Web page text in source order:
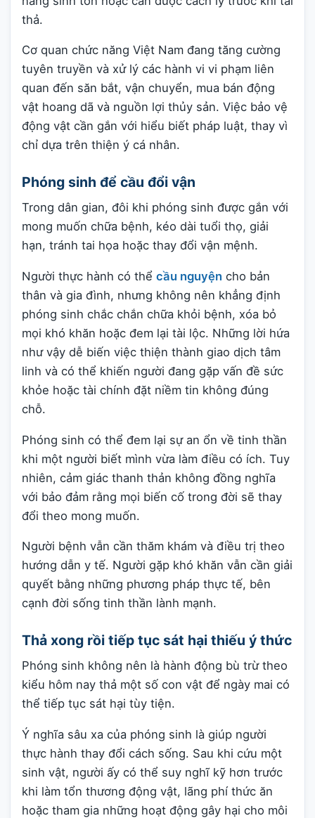
thả.
Cơ quan chức năng Việt Nam đang tăng cường
tuyên truyền và xử lý các hành vi vi phạm liên
quan đến săn bắt, vận chuyển, mua bán động
vật hoang dã và nguồn lợi thủy sản. Việc bảo vệ
động vật cần gắn với hiểu biết pháp luật, thay vì
chỉ dựa trên thiện ý cá nhân.
Phóng sinh để cầu đổi vận
Trong dân gian, đôi khi phóng sinh được gắn với
mong muốn chữa bệnh, kéo dài tuổi thọ, giải
hạn, tránh tai họa hoặc thay đổi vận mệnh.
Người thực hành có thể cầu nguyện cho bản
thân và gia đình, nhưng không nên khẳng định
phóng sinh chắc chắn chữa khỏi bệnh, xóa bỏ
mọi khó khăn hoặc đem lại tài lộc. Những lời hứa
như vậy dễ biến việc thiện thành giao dịch tâm
linh và có thể khiến người đang gặp vấn đề sức
khỏe hoặc tài chính đặt niềm tin không đúng
chỗ.
Phóng sinh có thể đem lại sự an ổn về tinh thần
khi một người biết mình vừa làm điều có ích. Tuy
nhiên, cảm giác thanh thản không đồng nghĩa
với bảo đảm rằng mọi biến cố trong đời sẽ thay
đổi theo mong muốn.
Người bệnh vẫn cần thăm khám và điều trị theo
hướng dẫn y tế. Người gặp khó khăn vẫn cần giải
quyết bằng những phương pháp thực tế, bên
cạnh đời sống tinh thần lành mạnh.
Thả xong rồi tiếp tục sát hại thiếu ý thức
Phóng sinh không nên là hành động bù trừ theo
kiểu hôm nay thả một số con vật để ngày mai có
thể tiếp tục sát hại tùy tiện.
Ý nghĩa sâu xa của phóng sinh là giúp người
thực hành thay đổi cách sống. Sau khi cứu một
sinh vật, người ấy có thể suy nghĩ kỹ hơn trước
khi làm tổn thương động vật, lãng phí thức ăn
hoặc tham gia những hoạt động gây hại cho môi